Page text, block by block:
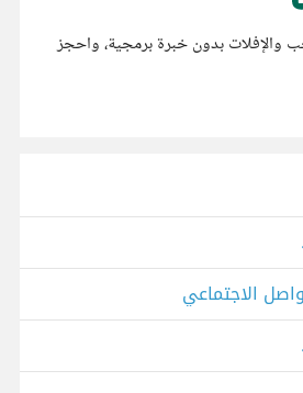
والإفلات بدون خبرة برمجية، واحجز
الاجتماعي